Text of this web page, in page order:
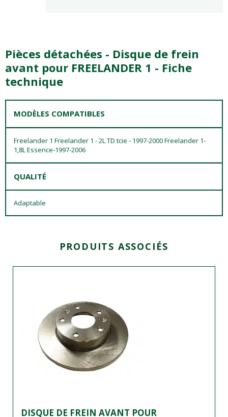
Pièces détachées - Disque de frein
avant pour FREELANDER 1 - Fiche
technique
MODÈLES COMPATIBLES
Freelander 1 Freelander 1 - 2L TD tcie - 1997-2000 Freelander 1-
1,8L Essence-1997-2006
QUALITÉ
Adaptable
PRODUITS ASSOCIÉS
DISQUE DE FREIN AVANT POUR